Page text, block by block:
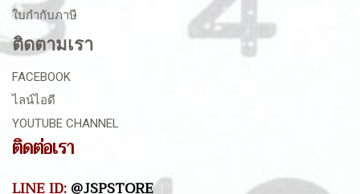
ใบกำกับภาษี
ติดตามเรา
FACEBOOK
ไลน์ไอดี
YOUTUBE CHANNEL
ติดต่อเรา
LINE ID:@JSPSTORE